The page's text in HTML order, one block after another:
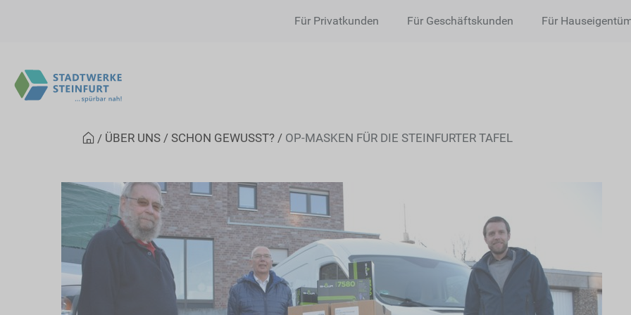
Für Privatkunden Für Geschäftskunden Für
ÜBER UNS SCHON GEWUSST? OP-MASKEN FÜR DIE STEINFURTER TAFEL